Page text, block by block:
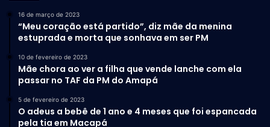
16 de março de 2023
“Meu coração está partido”, diz mãe da menina
estuprada e morta que sonhava em ser PM
10 de fevereiro de 2023
Mãe chora ao ver a filha que vende lanche com ela
passar no TAF da PM do Amapá
5 de fevereiro de 2023
O adeus a bebê de 1 ano e 4 meses que foi espancada
pela tia em Macapá